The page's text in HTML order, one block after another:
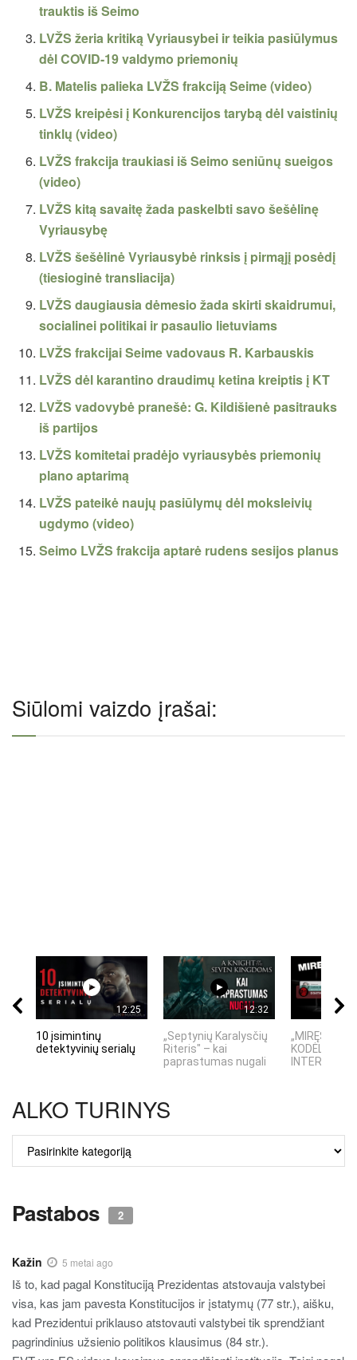
trauktis iš Seimo
LVŽS žeria kritiką Vyriausybei ir teikia pasiūlymus
dėl COVID-19 valdymo priemonių
B. Matelis palieka LVŽS frakciją Seime (video)
LVŽS kreipėsi į Konkurencijos tarybą dėl vaistinių
tinklų (video)
LVŽS frakcija traukiasi iš Seimo seniūnų sueigos
(video)
LVŽS kitą savaitę žada paskelbti savo šešėlinę
Vyriausybę
LVŽS šešėlinė Vyriausybė rinksis į pirmąjį posėdį
(tiesioginė transliacija)
LVŽS daugiausia dėmesio žada skirti skaidrumui,
socialinei politikai ir pasaulio lietuviams
LVŽS frakcijai Seime vadovaus R. Karbauskis
LVŽS dėl karantino draudimų ketina kreiptis į KT
LVŽS vadovybė pranešė: G. Kildišienė pasitrauks
iš partijos
LVŽS komitetai pradėjo vyriausybės priemonių
plano aptarimą
LVŽS pateikė naujų pasiūlymų dėl moksleivių
ugdymo (video)
Seimo LVŽS frakcija aptarė rudens sesijos planus
Siūlomi vaizdo įrašai:
12:25
10 įsimintinų
detektyvinių serialų
12:32
„Septynių Karalysčių
Riteris" – kai
paprastumas nugali
„MIRĘS
KODĖL
INTERNETO
ALKO TURINYS
TURINYS
Pastabos 2
Kažin 5 metai ago
Iš to, kad pagal Konstituciją Prezidentas atstovauja valstybei
visa, kas jam pavesta Konstitucijos ir įstatymų (77 str.), aišku,
kad Prezidentui priklauso atstovauti valstybei tik sprendžiant
pagrindinius užsienio politikos klausimus (84 str.).